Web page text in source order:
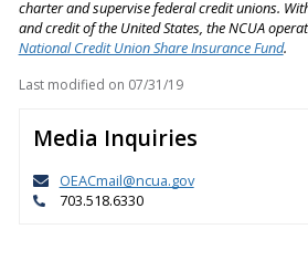
charter and supervise federal credit unions.
and credit of the United States, the NCUA
National Credit Union Share Insurance Fund.
Last modified on 07/31/19
Media Inquiries
OEACmail@ncua.gov
703.518.6330